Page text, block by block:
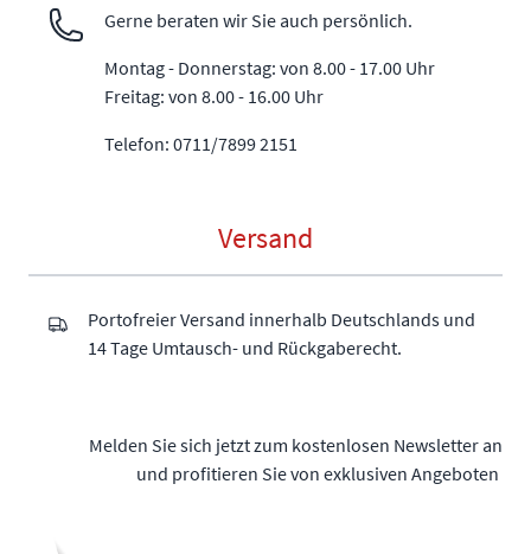
Gerne beraten wir Sie auch persönlich.
Montag - Donnerstag: von 8.00 - 17.00 Uhr
Freitag: von 8.00 - 16.00 Uhr
Telefon: 0711/7899 2151
Versand
Portofreier Versand innerhalb Deutschlands und
14 Tage Umtausch- und Rückgaberecht.
Melden Sie sich jetzt zum kostenlosen Newsletter an
und profitieren Sie von exklusiven Angeboten